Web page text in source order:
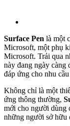
Surface Pen là một
Microsoft, một phụ
Microsoft. Trải qua
này đang ngày càng
đáp ứng cho nhu
Không chỉ là một
ứng thông thường,
mới cho người dùng
những người sở hữu